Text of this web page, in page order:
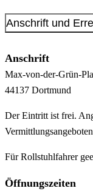
Anschrift und
Anschrift
Max-von-der-Grün-
44137 Dortmund
Der Eintritt ist frei.
Für Rollstuhlfahrer
Öffnungszeiten